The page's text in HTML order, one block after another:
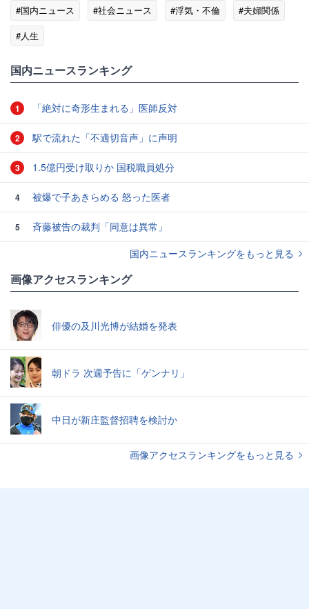
#国内ニュース #社会ニュース #浮気・不倫
#夫婦関係
#人生
国内ニュースランキング
1 「絶対に奇形生まれる」医師反対
2 駅で流れた「不適切音声」に声明
3 1.5億円受け取りか 国税職員処分
4 被爆で子あきらめる 怒った医者
5
斉藤被告の裁判「同意は異常」
国内ニュースランキングをもっと見る
画像アクセスランキング
俳優の及川光博が結婚を発表
朝ドラ 次週予告に「ゲンナリ」
中日が新庄監督招聘を検討か
画像アクセスランキングをもっと見る